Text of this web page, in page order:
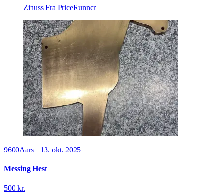
Zinuss Fra PriceRunner
9600Aars · 13. okt. 2025
Messing Hest
500 kr.